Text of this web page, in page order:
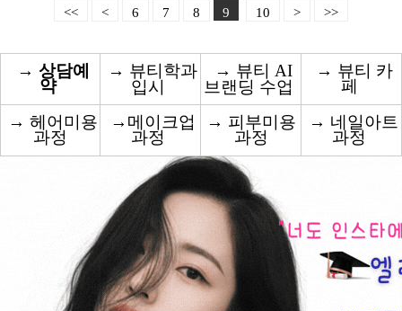
<< < 6 7 8 9 10 > >>
→ 상담예
약
→ 뷰티학과
입시
→ 뷰티 AI
브랜딩 수업
→ 뷰티 카
페
→ 헤어미용
과정
→ 메이크업
과정
→ 피부미용
과정
→ 네일아트
과정